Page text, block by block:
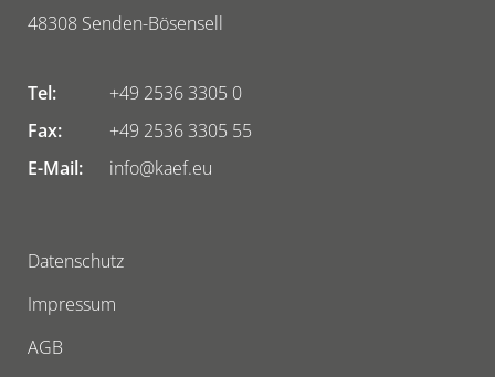
48308 Senden-Bösensell
Tel:
+49 2536 3305 0
Fax:
+49 2536 3305 55
E-Mail:
info@kaef.eu
Datenschutz
Impressum
AGB